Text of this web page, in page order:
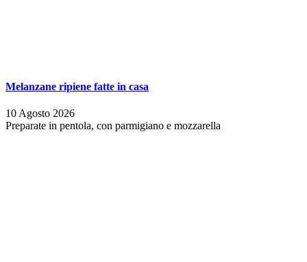
Melanzane ripiene fatte in casa
10 Agosto 2026
Preparate in pentola, con parmigiano e mozzarella